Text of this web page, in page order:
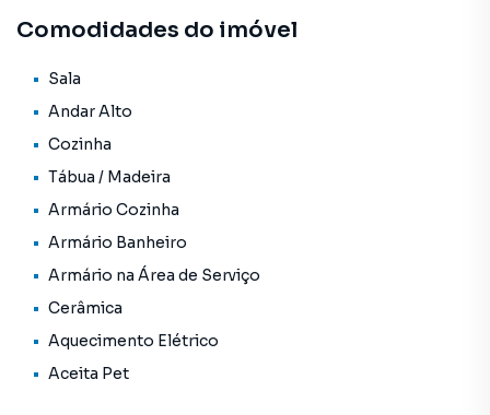
com jardim portaria 24 horas e circuito interno TV.
AGENDE AGORA MESMO SUA VISITA , E PASSE A MORAR
BEM. Tratar ABIDON NAZARETH IMOVEIS.
Comodidades do imóvel
Sala
Andar Alto
Cozinha
Tábua / Madeira
Armário Cozinha
Armário Banheiro
Armário na Área de Serviço
Cerâmica
Aquecimento Elétrico
Aceita Pet